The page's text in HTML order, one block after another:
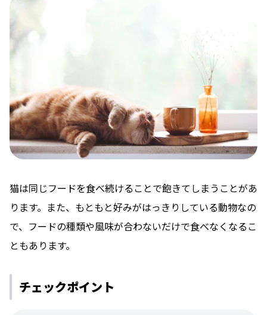
猫は同じフードを食べ続けることで飽きてしまうことがあ
ります。また、もともと好みがはっきりしている動物なの
で、フードの種類や風味が合わないだけで食べなくなるこ
ともあります。
チェックポイント